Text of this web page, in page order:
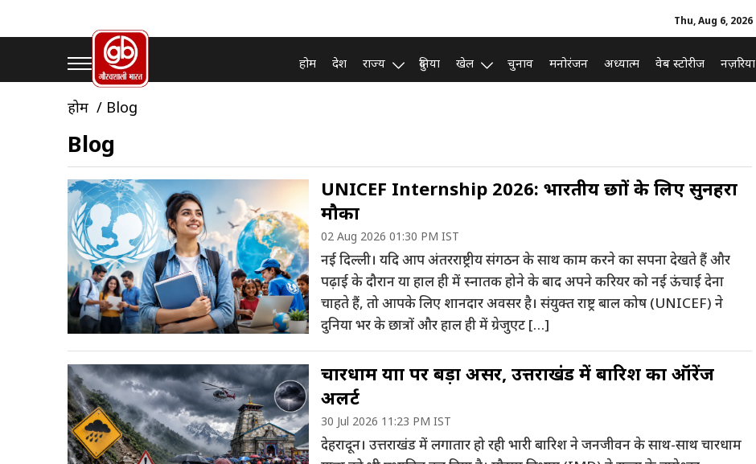
Thu, Aug 6, 2026
होम देश राज्य दुनिया खेल चुनाव मनोरंजन अध्यात्म वेब स्टोरीज नज़रिया
होम Blog
Blog
UNICEF Internship 2026: भारतीय छात्रों के लिए सुनहरा
मौका
02 Aug 2026 01:30 PM IST
नई दिल्ली। यदि आप अंतरराष्ट्रीय संगठन के साथ काम करने का सपना देखते हैं और
पढ़ाई के दौरान या हाल ही में स्नातक होने के बाद अपने करियर को नई ऊंचाई देना
चाहते हैं, तो आपके लिए शानदार अवसर है। संयुक्त राष्ट्र बाल कोष (UNICEF) ने
दुनिया भर के छात्रों और हाल ही में ग्रेजुएट […]
चारधाम यात्रा पर बड़ा असर, उत्तराखंड में बारिश का ऑरेंज
अलर्ट
30 Jul 2026 11:23 PM IST
देहरादून। उत्तराखंड में लगातार हो रही भारी बारिश ने जनजीवन के साथ-साथ चारधाम